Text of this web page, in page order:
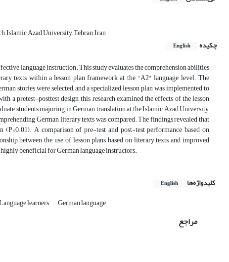
Islamic Azad University, Tehran, Iran
چکیده
English
language instruction. This study evaluates the comprehension abilities
texts within a lesson plan framework at the "A2" language level. The
stories were selected, and a specialized lesson plan was implemented to
pretest-posttest design, this research examined the effects of the lesson
students majoring in German translation at the Islamic Azad University,
German literary texts was compared. The findings revealed that
A comparison of pre-test and post-test performance based on
between the use of lesson plans based on literary texts and improved
beneficial for German language instructors.
کلیدواژه‌ها English
learners German language
مراجع